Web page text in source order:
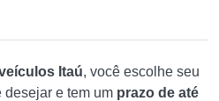
Itaú, você escolhe seu
e tem um prazo de até